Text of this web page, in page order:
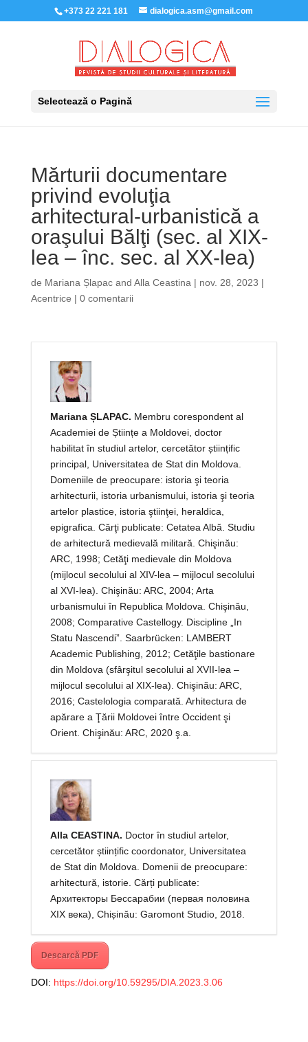
+373 22 221 181 dialogica.asm@gmail.com
Selectează o Pagină
Mărturii documentare
privind evoluţia
arhitectural-urbanistică a
oraşului Bălţi (sec. al XIX-
lea – înc. sec. al XX-lea)
de Mariana Șlapacand Alla Ceastina | nov. 28, 2023 |
Acentrice | 0 comentarii
Mariana ȘLAPAC. Membru corespondent al
Academiei de Științe a Moldovei, doctor
habilitat în studiul artelor, cercetător științific
principal, Universitatea de Stat din Moldova.
Domeniile de preocupare: istoria şi teoria
arhitecturii, istoria urbanismului, istoria şi teoria
artelor plastice, istoria ştiinţei, heraldica,
epigrafica. Cărţi publicate: Cetatea Albă. Studiu
de arhitectură medievală militară. Chişinău:
ARC, 1998; Cetăţi medievale din Moldova
(mijlocul secolului al XIV-lea – mijlocul secolului
al XVI-lea). Chişinău: ARC, 2004; Arta
urbanismului în Republica Moldova. Chişinău,
2008; Comparative Castellogy. Discipline „In
Statu Nascendi”. Saarbrücken: LAMBERT
Academic Publishing, 2012; Cetăţile bastionare
din Moldova (sfârşitul secolului al XVII-lea –
mijlocul secolului al XIX-lea). Chişinău: ARC,
2016; Castelologia comparată. Arhitectura de
apărare a Ţării Moldovei între Occident şi
Orient. Chişinău: ARC, 2020 ş.a.
Alla CEASTINA. Doctor în studiul artelor,
cercetător științific coordonator, Universitatea
de Stat din Moldova. Domenii de preocupare:
arhitectură, istorie. Cărți publicate:
Архитекторы Бессарабии (первaя половина
ХIХ века), Chișinău: Garomont Studio, 2018.
Descarcă PDF
DOI: https://doi.org/10.59295/DIA.2023.3.06